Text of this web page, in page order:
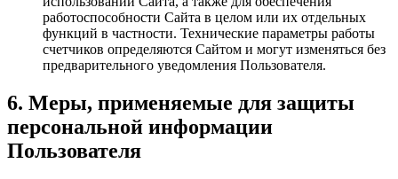
работоспособности Сайта в целом или их отдельных
функций в частности. Технические параметры работы
счетчиков определяются Сайтом и могут изменяться без
предварительного уведомления Пользователя.
6. Меры, применяемые для защиты
персональной информации
Пользователя